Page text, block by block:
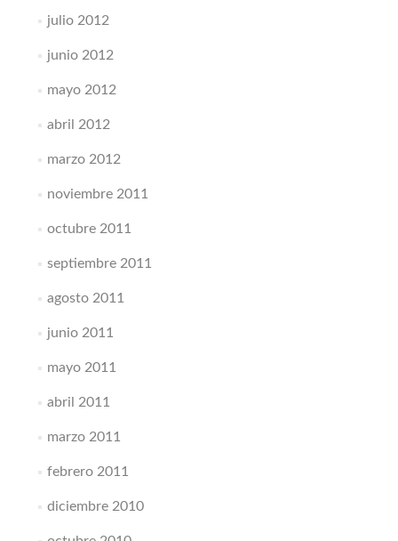
julio 2012
junio 2012
mayo 2012
abril 2012
marzo 2012
noviembre 2011
octubre 2011
septiembre 2011
agosto 2011
junio 2011
mayo 2011
abril 2011
marzo 2011
febrero 2011
diciembre 2010